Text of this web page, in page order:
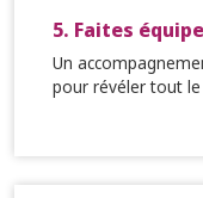
5. Faites
Un
pour révéler tout